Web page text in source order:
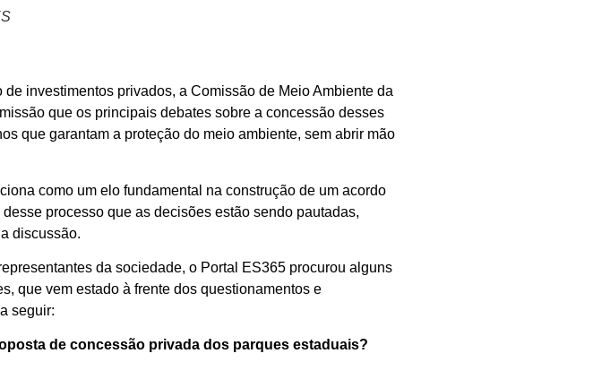
investimentos privados, a Comissão de Meio Ambiente da
que os principais debates sobre a concessão desses
que garantam a proteção do meio ambiente, sem abrir mão
como um elo fundamental na construção de um acordo
processo que as decisões estão sendo pautadas,
discussão.
da sociedade, o Portal ES365 procurou alguns
que vem estado à frente dos questionamentos e
seguir:
de concessão privada dos parques estaduais?